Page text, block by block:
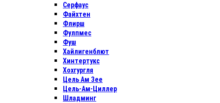
Серфаус
Файхтен
Флирш
Фулпмес
Фуш
Хайлигенблют
Хинтертукс
Хохгургля
Цель Ам Зее
Цель-Ам-Циллер
Шладминг